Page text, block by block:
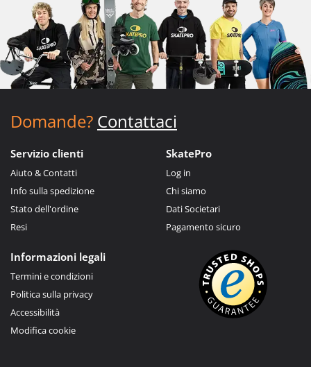
Domande? Contattaci
Servizio clienti
Aiuto & Contatti
Info sulla spedizione
Stato dell'ordine
Resi
SkatePro
Log in
Chi siamo
Dati Societari
Pagamento sicuro
Informazioni legali
Termini e condizioni
Politica sulla privacy
Accessibilità
Modifica cookie